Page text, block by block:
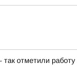
отметили работу